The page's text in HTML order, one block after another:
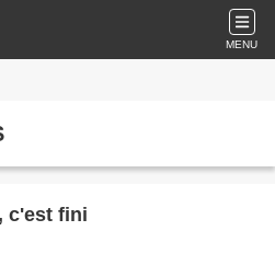
MENU
c'est fini